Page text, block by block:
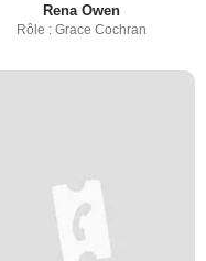
Rena Owen
Rôle : Grace Cochran